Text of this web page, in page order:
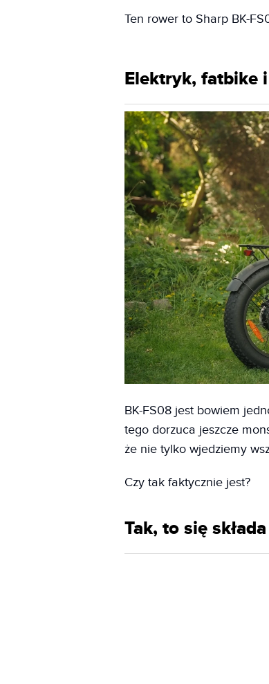
Ten rower to Sharp BK-
Elektryk, fatbike
BK-FS08 jest bowiem
tego dorzuca jeszcze
że nie tylko wjedziemy
Czy tak faktycznie jest?
Tak, to się składa